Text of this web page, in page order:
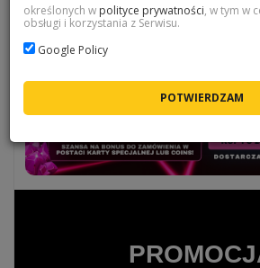
określonych w polityce prywatności, w tym w
obsługi i korzystania z Serwisu.
Google Policy